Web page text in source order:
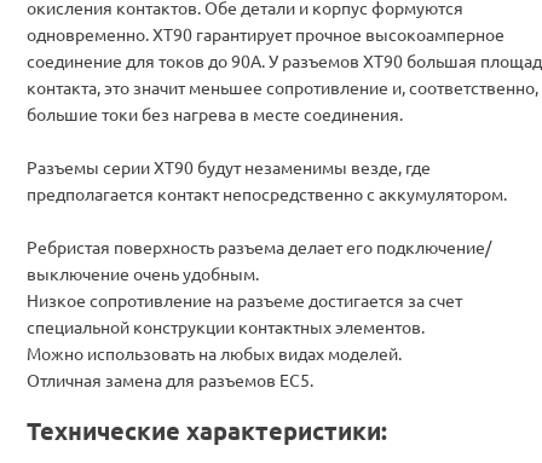
окисления контактов. Обе детали и корпус формуются
одновременно. ХT90 гарантирует прочное высокоамперное
соединение для токов до 90A. У разъемов ХТ90 большая
контакта, это значит меньшее сопротивление и, соответственно,
большие токи без нагрева в месте соединения.
Разъемы серии XT90 будут незаменимы везде, где
предполагается контакт непосредственно с аккумулятором.
Ребристая поверхность разъема делает его подключение/
выключение очень удобным.
Низкое сопротивление на разъеме достигается за счет
специальной конструкции контактных элементов.
Можно использовать на любых видах моделей.
Отличная замена для разъемов EC5.
Технические характеристики: